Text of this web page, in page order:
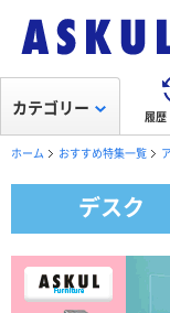
履歴
カテゴリー
ホーム おすすめ特集一覧
デスク